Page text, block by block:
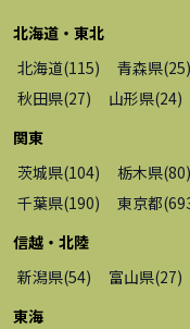
北海道・東北
北海道(115) 青森県(25)
秋田県(27) 山形県(24)
関東
茨城県(104) 栃木県(80)
千葉県(190) 東京都(
信越・北陸
新潟県(54) 富山県(27)
東海